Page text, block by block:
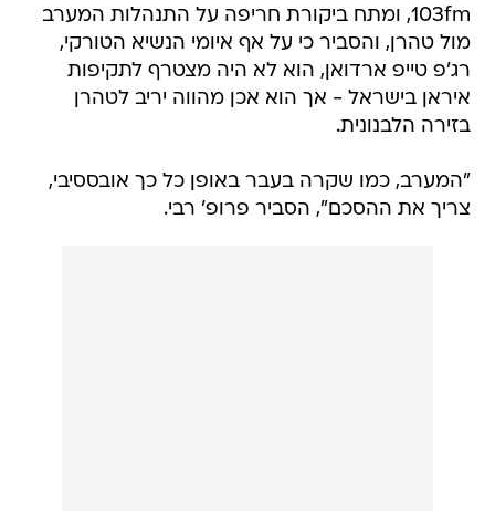
103fm, ומתח ביקורת חריפה על התנהלות המערב
מול טהרן, והסביר כי על אף איומי הנשיא הטורקי,
רג'פ טייפ ארדואן, הוא לא היה מצטרף לתקיפות
איראן בישראל - אך הוא אכן מהווה יריב לטהרן
בזירה הלבנונית.
"המערב, כמו שקרה בעבר באופן כל כך אובססיבי,
צריך את ההסכם", הסביר פרופ' רבי.